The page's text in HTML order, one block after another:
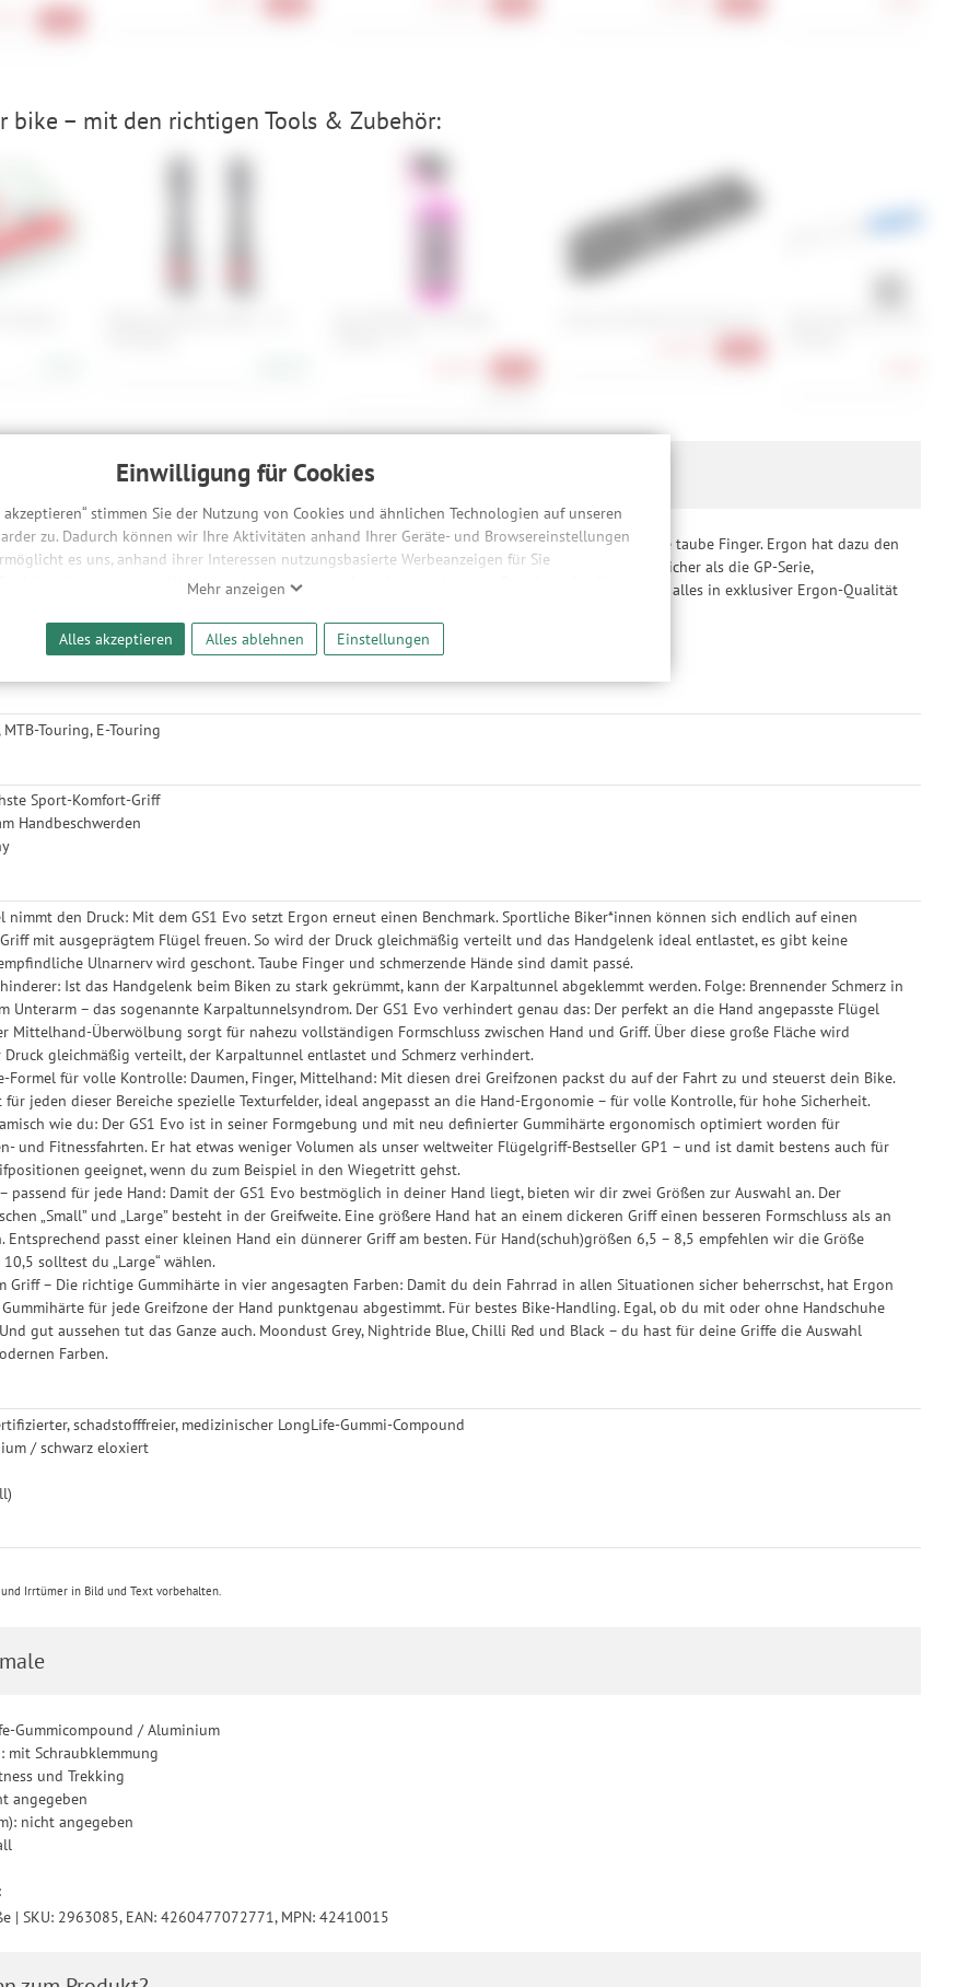
Einwilligung für Cookies
stimmen Sie der Nutzung von Cookies und ähnlichen Technologien auf unseren
zu. Dadurch können wir Ihre Aktivitäten anhand Ihrer Geräte- und Browsereinstellungen
es uns, anhand ihrer Interessen nutzungsbasierte Werbeanzeigen für Sie
unserer Website sicherzustellen und stetig zu verbessern. Dabei werden Ihre
und Werbepartner weitergegeben. Die Verarbeitung erfolgt ausschließlich zum Zwecke
Inhalten und der Durchführung von statistischer Analyse, Reichweitenmessungen,
und nutzungsbasierter Werbung. Informationen zu den einzelnen Funktionen, den
nicht erforderlich und gilt, bis sie widerrufen wird. Sie können Ihre Einwilligung unter
für bestimmte Drittanbieter erteilen und jederzeit für die Zukunft widerrufen.
Mehr anzeigen
Alles akzeptieren Alles ablehnen Einstellungen
bike – mit den richtigen Tools & Zubehör:
komfortablen Fahrspaß auf Touring-, Trekking- und E-Bikes neu – ohne schmerzende Hände, ohne taube Finger. Ergon hat dazu den
Bestseller GP1 mit dem MTB-Griff GA3 verschmolzen. Das Rezept: Mehr Flügel als der GA3, sportlicher als die GP-Serie,
für 3 Greifzonen (Daumen, Finger, Hand-Innenfläche) und neues, weiches Griffgefühl. Das alles in exklusiver Ergon-Qualität
für Handgrößen 6,5 bis 8,5. bzw. für einen Greifumfang von 92 mm.
Touring, E-Touring
Sport-Komfort-Griff
Handbeschwerden
nimmt den Druck: Mit dem GS1 Evo setzt Ergon erneut einen Benchmark. Sportliche Biker*innen können sich endlich auf einen
mit ausgeprägtem Flügel freuen. So wird der Druck gleichmäßig verteilt und das Handgelenk ideal entlastet, es gibt keine
Ulnarnerv wird geschont. Taube Finger und schmerzende Hände sind damit passé.
Ist das Handgelenk beim Biken zu stark gekrümmt, kann der Karpaltunnel abgeklemmt werden. Folge: Brennender Schmerz in
Unterarm – das sogenannte Karpaltunnelsyndrom. Der GS1 Evo verhindert genau das: Der perfekt an die Hand angepasste Flügel
Mittelhand-Überwölbung sorgt für nahezu vollständigen Formschluss zwischen Hand und Griff. Über diese große Fläche wird
gleichmäßig verteilt, der Karpaltunnel entlastet und Schmerz verhindert.
Formel für volle Kontrolle: Daumen, Finger, Mittelhand: Mit diesen drei Greifzonen packst du auf der Fahrt zu und steuerst dein Bike.
für jeden dieser Bereiche spezielle Texturfelder, ideal angepasst an die Hand-Ergonomie – für volle Kontrolle, für hohe Sicherheit.
wie du: Der GS1 Evo ist in seiner Formgebung und mit neu definierter Gummihärte ergonomisch optimiert worden für
und Fitnessfahrten. Er hat etwas weniger Volumen als unser weltweiter Flügelgriff-Bestseller GP1 – und ist damit bestens auch für
geeignet, wenn du zum Beispiel in den Wiegetritt gehst.
passend für jede Hand: Damit der GS1 Evo bestmöglich in deiner Hand liegt, bieten wir dir zwei Größen zur Auswahl an. Der
„Small” und „Large” besteht in der Greifweite. Eine größere Hand hat an einem dickeren Griff einen besseren Formschluss als an
Entsprechend passt einer kleinen Hand ein dünnerer Griff am besten. Für Hand(schuh)größen 6,5 – 8,5 empfehlen wir die Größe
10,5 solltest du „Large“ wählen.
Griff – Die richtige Gummihärte in vier angesagten Farben: Damit du dein Fahrrad in allen Situationen sicher beherrschst, hat Ergon
Gummihärte für jede Greifzone der Hand punktgenau abgestimmt. Für bestes Bike-Handling. Egal, ob du mit oder ohne Handschuhe
gut aussehen tut das Ganze auch. Moondust Grey, Nightride Blue, Chilli Red und Black – du hast für deine Griffe die Auswahl
Farben.
schadstofffreier, medizinischer LongLife-Gummi-Compound
/ schwarz eloxiert
Irrtümer in Bild und Text vorbehalten.
Gummicompound / Aluminium
mit Schraubklemmung
und Trekking
angegeben
nicht angegeben
| SKU: 2963085, EAN: 4260477072771, MPN: 42410015